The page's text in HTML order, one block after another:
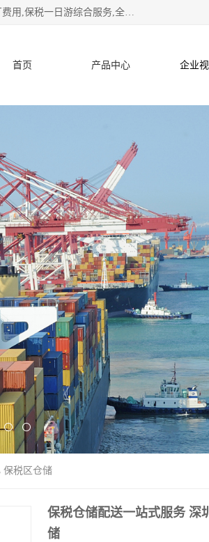
深圳市子扬国际物流有限公司专注深圳保税区转厂,保税区退运返修,转厂出口退税,坪山保税区转厂费用,保税一日游综合服务,全程托管，公司是严格按照“专业化定位、综合化经营、差异化发展”的经营思路建立的现代第三方物流，在通关业务、保税区仓储、退运返修、供应链金融方面具有较强的竞争优势。公司秉承“高效专业、服务客户、创新发展”的经营理念，已发展成为国内外知名企业的战略合作商。
首页 产品中心 企业
保税区仓储
保税仓储配送一站式服务 深
储